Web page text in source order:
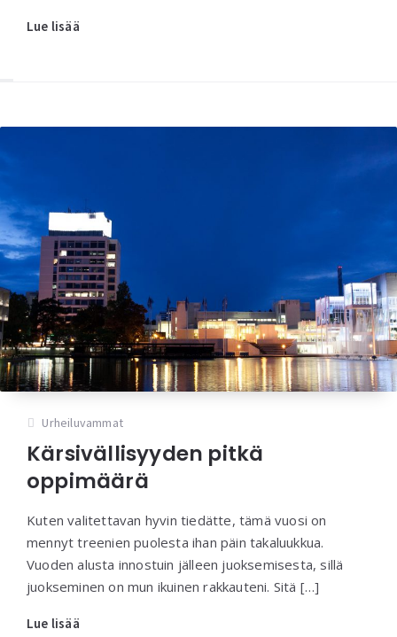
Lue lisää
Urheiluvammat
Kärsivällisyyden pitkä
oppimäärä
Kuten valitettavan hyvin tiedätte, tämä vuosi on
mennyt treenien puolesta ihan päin takaluukkua.
Vuoden alusta innostuin jälleen juoksemisesta, sillä
juokseminen on mun ikuinen rakkauteni. Sitä […]
Lue lisää